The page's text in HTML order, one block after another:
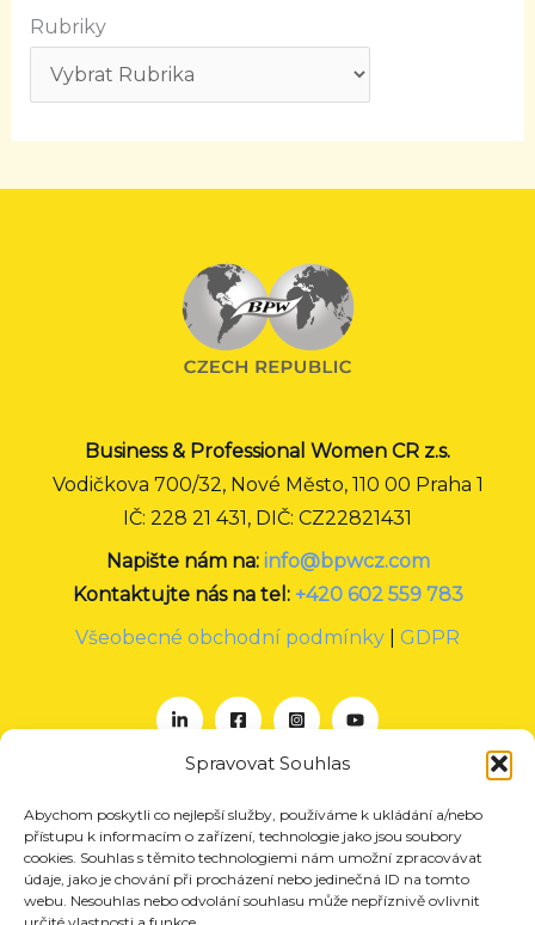
Spravovat Souhlas
Abychom poskytli co nejlepší služby, používáme k ukládání a/nebo
přístupu k informacím o zařízení, technologie jako jsou soubory
cookies. Souhlas s těmito technologiemi nám umožní zpracovávat
údaje, jako je chování při procházení nebo jedinečná ID na tomto
webu. Nesouhlas nebo odvolání souhlasu může nepříznivě ovlivnit
Rubriky
Business & Professional Women CR z.s.
Vodičkova 700/32, Nové Město, 110 00 Praha 1
IČ: 228 21 431, DIČ: CZ22821431
Napište nám na: info@bpwcz.com
Kontaktujte nás na tel: +420 602 559 783
Všeobecné obchodní podmínky
GDPR
O nás
Projekty
Členství